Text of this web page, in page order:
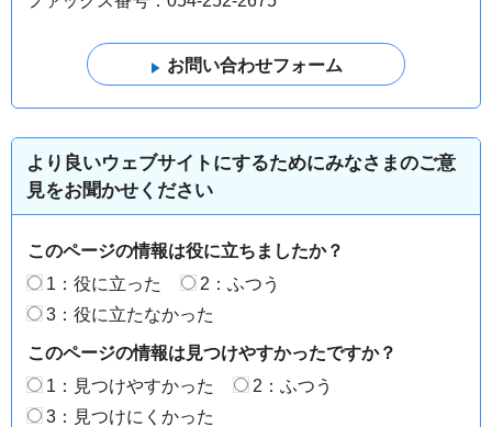
より良いウェブサイトにするためにみなさまのご意
見をお聞かせください
このページの情報は役に立ちましたか？
1：役に立った
2：ふつう
3：役に立たなかった
このページの情報は見つけやすかったですか？
1：見つけやすかった
2：ふつう
3：見つけにくかった